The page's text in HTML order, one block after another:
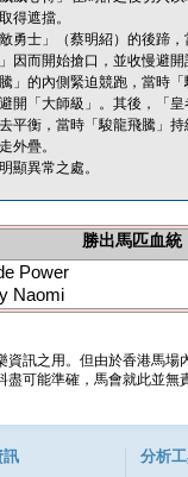
得遮擋。
勇士」（蔡明紹）的後蹄
因而開始搶口，並收慢避
」的內側緊迫競跑，當時
開「大師級」。其後，「
平衡，當時「駿龍飛騰」
外疊。
顯異常之處。
勝出馬匹血統
Power
Naomi
訊之用。但由於香港馬
可能準確，馬會就此並
訊 分析